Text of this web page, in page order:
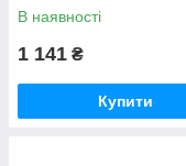
В наявності
1 141 ₴
Купити